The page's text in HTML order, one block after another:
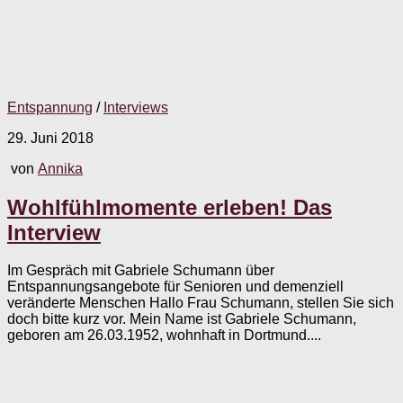
Entspannung / Interviews
29. Juni 2018
von Annika
Wohlfühlmomente erleben! Das
Interview
Im Gespräch mit Gabriele Schumann über
Entspannungsangebote für Senioren und demenziell
veränderte Menschen Hallo Frau Schumann, stellen Sie sich
doch bitte kurz vor. Mein Name ist Gabriele Schumann,
geboren am 26.03.1952, wohnhaft in Dortmund....